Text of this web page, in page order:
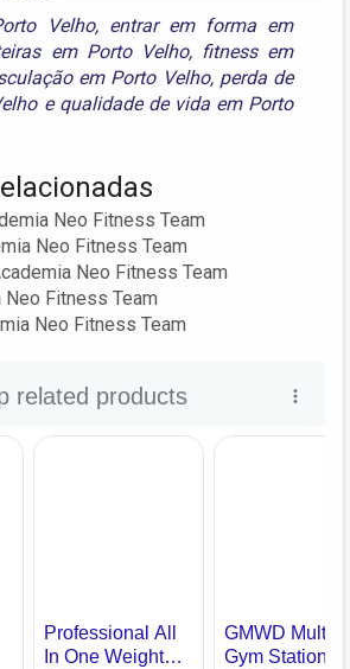
Velho, entrar em forma em
em Porto Velho, fitness em
em Porto Velho, perda de
e qualidade de vida em Porto
Neo Fitness Team
Neo Fitness Team
Neo Fitness Team
Neo Fitness Team
Neo Fitness Team